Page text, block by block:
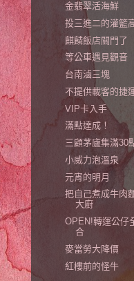
金翡翠活海鮮
投三進二的灌籃
麒麟飯店關門了
等公車遇見觀音
台南滷三塊
不提供載客的捷
VIP卡入手
滿點達成！
三顧茅廬集滿30
小威力泡溫泉
元宵的明月
把自己煮成牛肉
大廚
OPEN!轉運公仔
合
麥當勞大降價
紅樓前的怪牛